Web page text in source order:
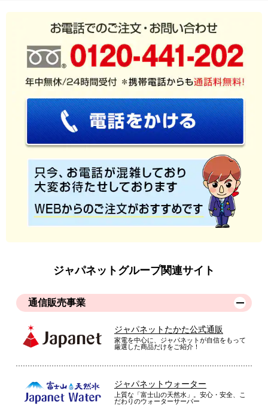
ジャパネットグループ関連サイト
通信販売事業
ジャパネットたかた公式通販
家電を中心に、ジャパネットが自信をもって
厳選した商品だけをご紹介！
ジャパネットウォーター
上質な「富士山の天然水」。安心・安全、こ
だわりのウォーターサーバー